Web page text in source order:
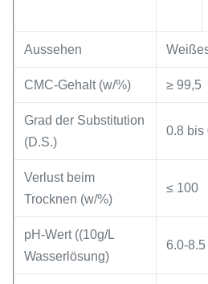
Aussehen
CMC-Gehalt (w/%) ≥ 99,5
Grad der Substitution
(D.S.)
0.8 bis
Verlust beim
Trocknen (w/%)
≤ 100
pH-Wert ((10g/L
Wasserlösung)
6.0-8.5